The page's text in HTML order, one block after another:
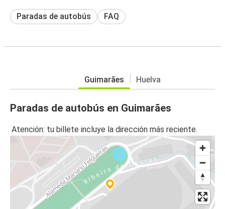
Paradas de autobús FAQ
Guimarães Huelva
Paradas de autobús en Guimarães
Atención: tu billete incluye la dirección más reciente.